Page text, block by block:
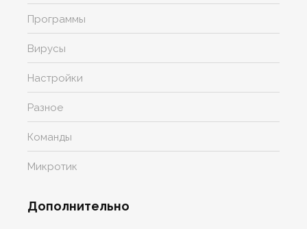
Программы
Вирусы
Настройки
Разное
Команды
Микротик
Дополнительно